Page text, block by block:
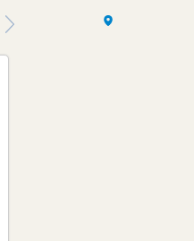
Здоровье компаний (на